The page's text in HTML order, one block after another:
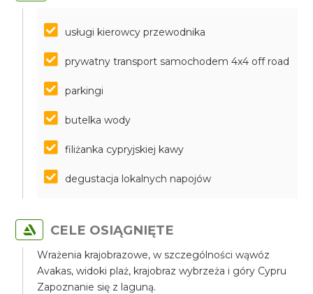
usługi kierowcy przewodnika
prywatny transport samochodem 4x4 off road
parkingi
butelka wody
filiżanka cypryjskiej kawy
degustacja lokalnych napojów
CELE OSIĄGNIĘTE
Wrażenia krajobrazowe, w szczególności wąwóz
Avakas, widoki plaż, krajobraz wybrzeża i góry Cypru
Zapoznanie się z laguną.